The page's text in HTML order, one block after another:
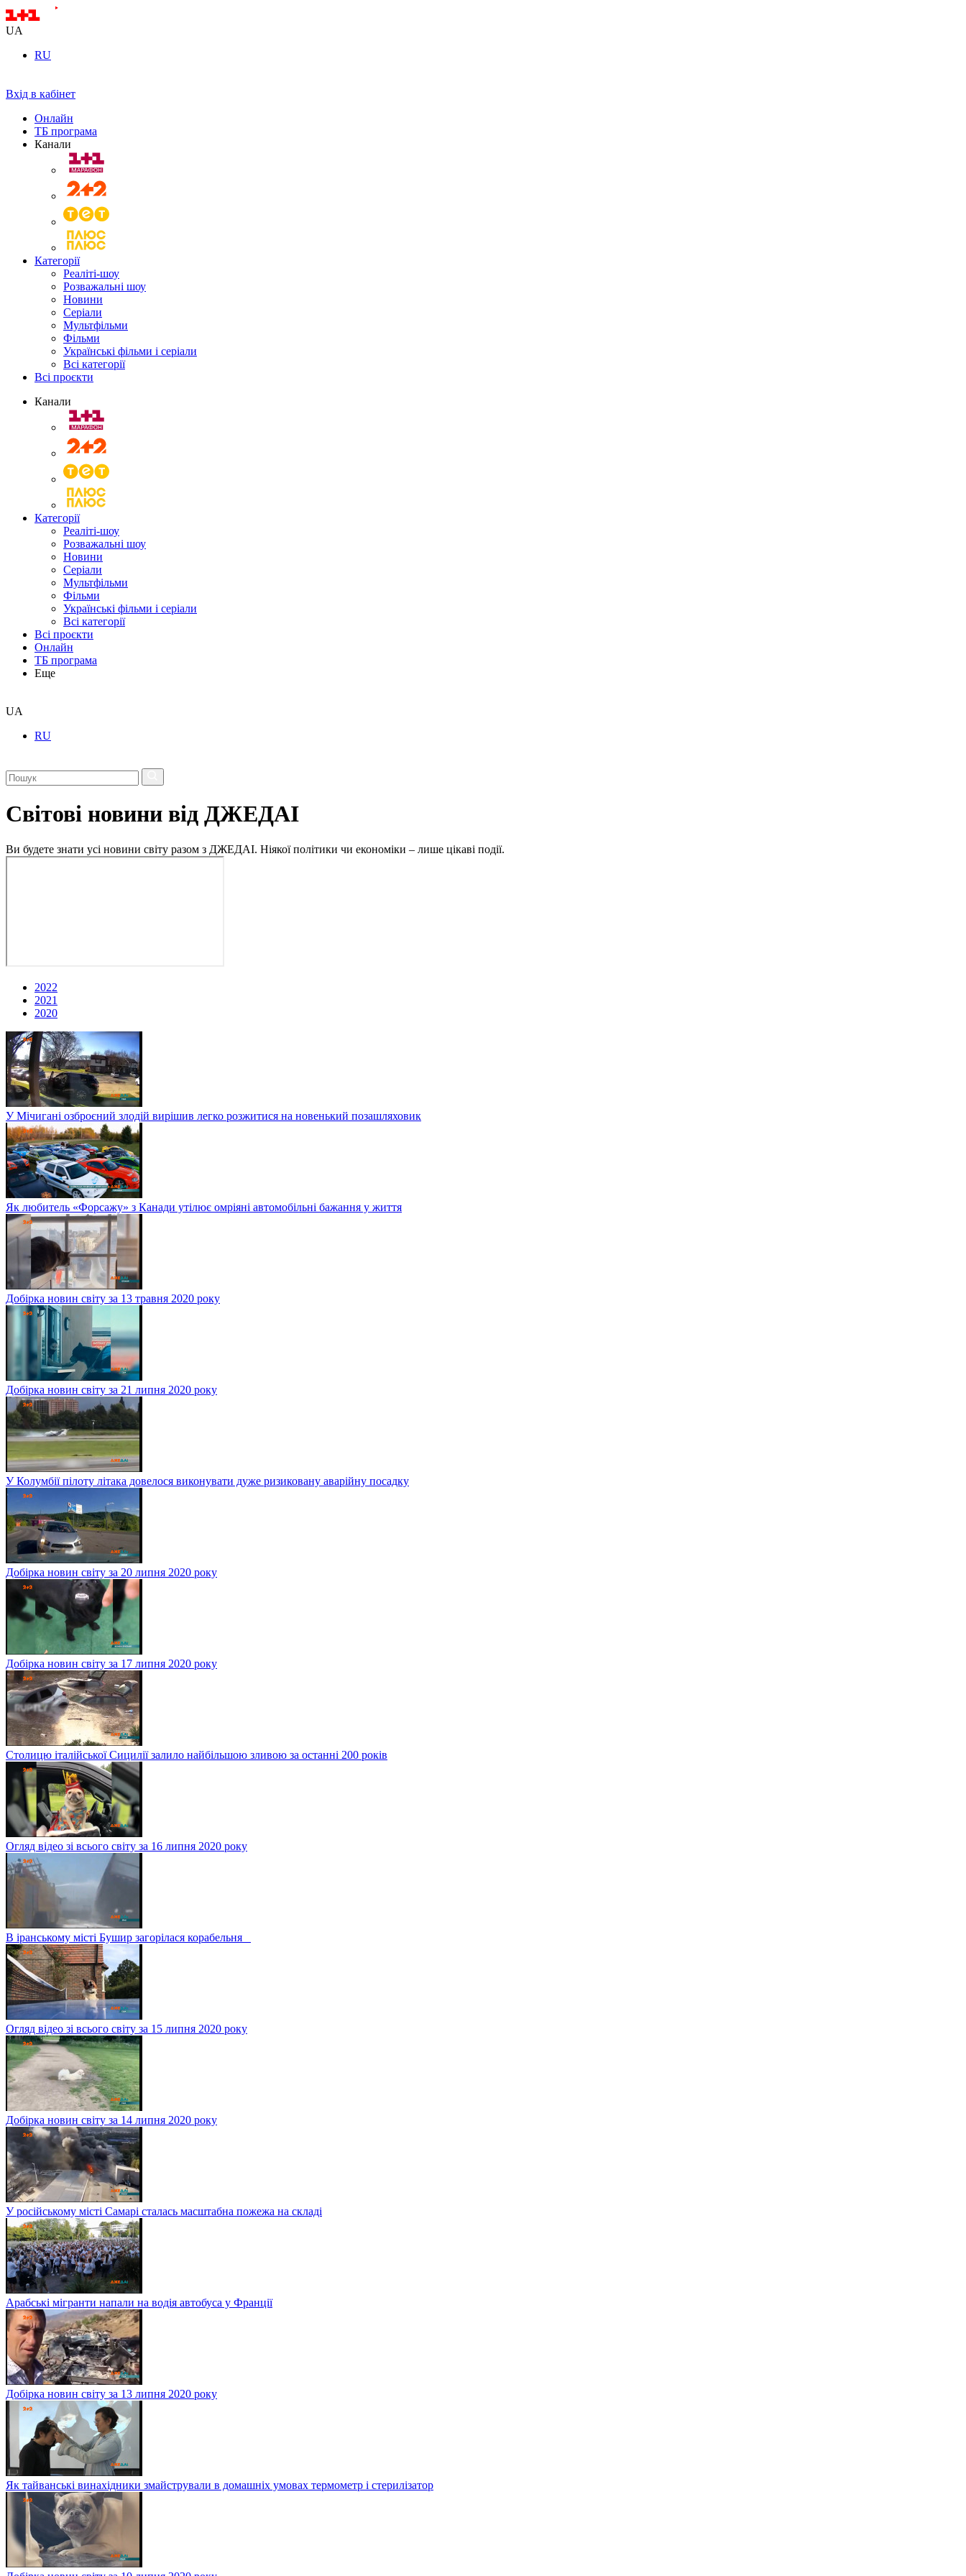
UA
RU
Вхід в кабінет
Онлайн
ТБ програма
Канали
Категорії
Реаліті-шоу
Розважальні шоу
Новини
Серіали
Мультфільми
Фільми
Українські фільми і серіали
Всі категорії
Всі проєкти
Канали
Категорії
Реаліті-шоу
Розважальні шоу
Новини
Серіали
Мультфільми
Фільми
Українські фільми і серіали
Всі категорії
Всі проєкти
Онлайн
ТБ програма
Еще
UA
RU
Світові новини від ДЖЕДАІ
Ви будете знати усі новини світу разом з ДЖЕДАІ. Ніякої політики чи економіки – лише цікаві події.
2022
2021
2020
У Мічигані озброєний злодій вирішив легко розжитися на новенький позашляховик
Як любитель «Форсажу» з Канади утілює омріяні автомобільні бажання у життя
Добірка новин світу за 13 травня 2020 року
Добірка новин світу за 21 липня 2020 року
У Колумбії пілоту літака довелося виконувати дуже ризиковану аварійну посадку
Добірка новин світу за 20 липня 2020 року
Добірка новин світу за 17 липня 2020 року
Столицю італійської Сицилії залило найбільшою зливою за останні 200 років
Огляд відео зі всього світу за 16 липня 2020 року
В іранському місті Бушир загорілася корабельня
Огляд відео зі всього світу за 15 липня 2020 року
Добірка новин світу за 14 липня 2020 року
У російському місті Самарі сталась масштабна пожежа на складі
Арабські мігранти напали на водія автобуса у Франції
Добірка новин світу за 13 липня 2020 року
Як тайванські винахідники змайстрували в домашніх умовах термометр і стерилізатор